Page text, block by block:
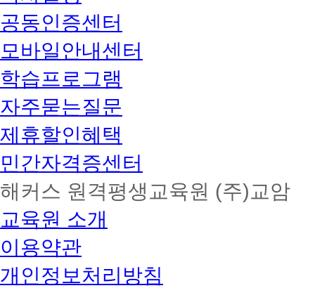
공동인증센터
모바일안내센터
학습프로그램
자주묻는질문
제휴할인혜택
민간자격증센터
해커스 원격평생교육원 (주)교암
교육원 소개
이용약관
개인정보처리방침